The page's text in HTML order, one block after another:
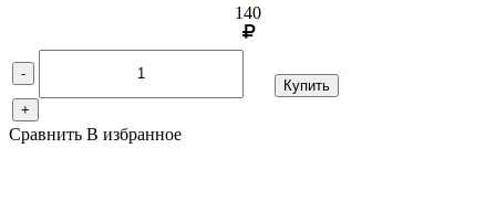
140
-
+
Купить
Сравнить В избранное